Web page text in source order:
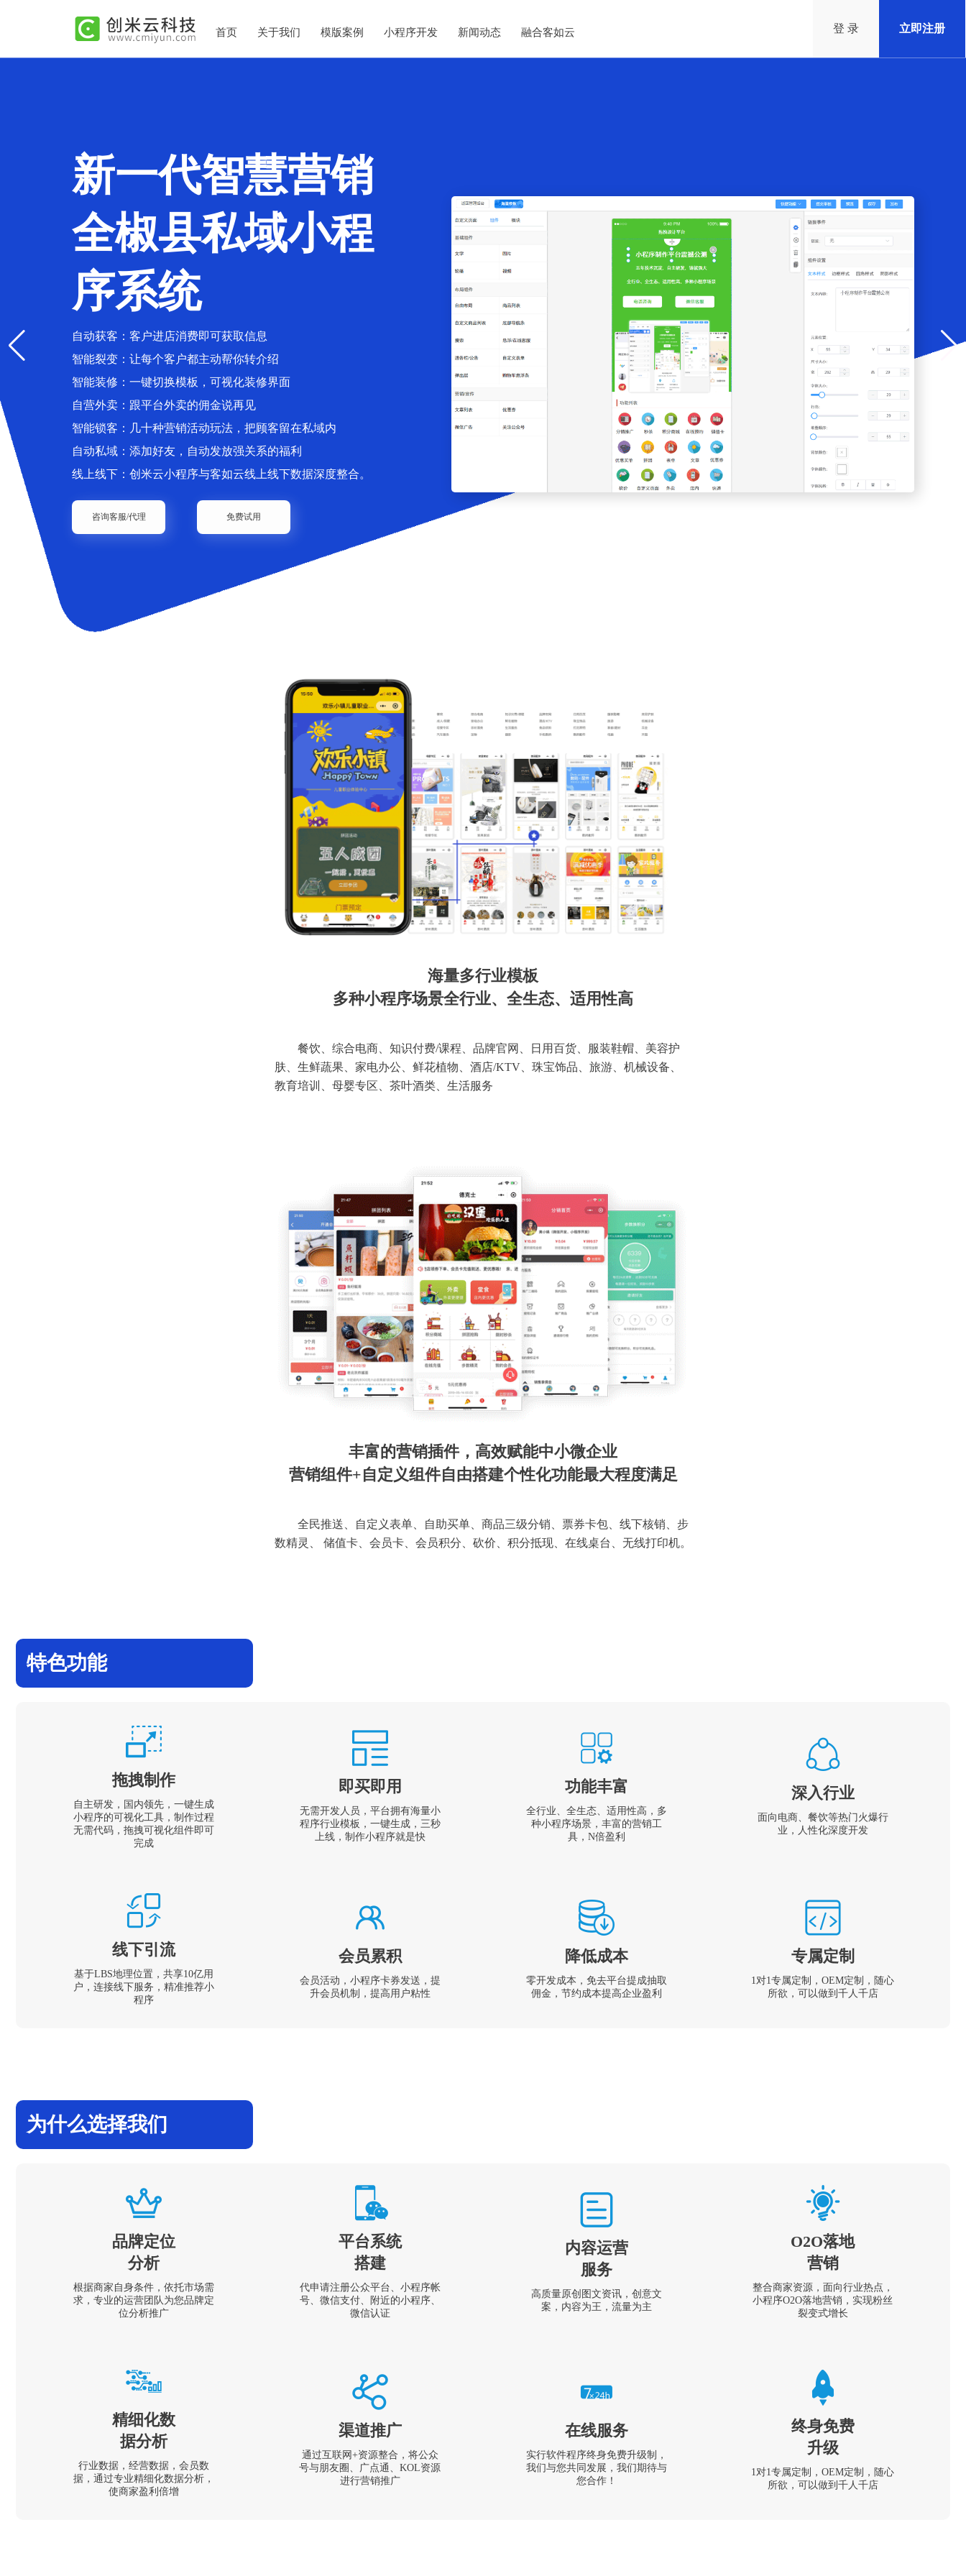
首页 关于我们 模版案例 小程序开发 新闻动态 融合客如云 登 录 立即注册
新一代智慧营销
全椒县私域小程
序系统
自动获客：客户进店消费即可获取信息
智能裂变：让每个客户都主动帮你转介绍
智能装修：一键切换模板，可视化装修界面
自营外卖：跟平台外卖的佣金说再见
智能锁客：几十种营销活动玩法，把顾客留在私域内
自动私域：添加好友，自动发放强关系的福利
线上线下：创米云小程序与客如云线上线下数据深度整合。
咨询客服/代理 免费试用
海量多行业模板
多种小程序场景全行业、全生态、适用性高
餐饮、综合电商、知识付费/课程、品牌官网、日用百货、服装鞋帽、美容护
肤、生鲜蔬果、家电办公、鲜花植物、酒店/KTV、珠宝饰品、旅游、机械设备、
教育培训、母婴专区、茶叶酒类、生活服务
丰富的营销插件，高效赋能中小微企业
营销组件+自定义组件自由搭建个性化功能最大程度满足
全民推送、自定义表单、自助买单、商品三级分销、票券卡包、线下核销、步
数精灵、 储值卡、会员卡、会员积分、砍价、积分抵现、在线桌台、无线打印机。
特色功能
拖拽制作
自主研发，国内领先，一键生成
小程序的可视化工具，制作过程
无需代码，拖拽可视化组件即可
完成
即买即用
无需开发人员，平台拥有海量小
程序行业模板，一键生成，三秒
上线，制作小程序就是快
功能丰富
全行业、全生态、适用性高，多
种小程序场景，丰富的营销工
具，N倍盈利
深入行业
面向电商、餐饮等热门火爆行
业，人性化深度开发
线下引流
基于LBS地理位置，共享10亿用
户，连接线下服务，精准推荐小
程序
会员累积
会员活动，小程序卡券发送，提
升会员机制，提高用户粘性
降低成本
零开发成本，免去平台提成抽取
佣金，节约成本提高企业盈利
专属定制
1对1专属定制，OEM定制，随心
所欲，可以做到千人千店
为什么选择我们
品牌定位
分析
根据商家自身条件，依托市场需
求，专业的运营团队为您品牌定
位分析推广
平台系统
搭建
代申请注册公众平台、小程序帐
号、微信支付、附近的小程序、
微信认证
内容运营
服务
高质量原创图文资讯，创意文
案，内容为王，流量为主
O2O落地
营销
整合商家资源，面向行业热点，
小程序O2O落地营销，实现粉丝
裂变式增长
精细化数
据分析
行业数据，经营数据，会员数
据，通过专业精细化数据分析，
使商家盈利倍增
渠道推广
通过互联网+资源整合，将公众
号与朋友圈、广点通、KOL资源
进行营销推广
在线服务
实行软件程序终身免费升级制，
我们与您共同发展，我们期待与
您合作！
终身免费
升级
1对1专属定制，OEM定制，随心
所欲，可以做到千人千店